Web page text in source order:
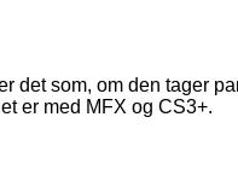
som, om den tager
er med MFX og CS3+.